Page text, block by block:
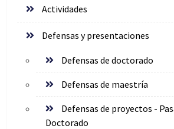
Actividades
Defensas y presentaciones
Defensas de doctorado
Defensas de maestría
Defensas de proyectos -
Doctorado